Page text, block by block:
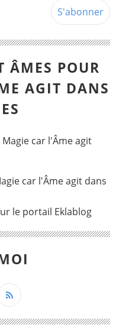
ÂMES POUR
AGIT DANS
car l'Âme agit dans
le portail Eklablog